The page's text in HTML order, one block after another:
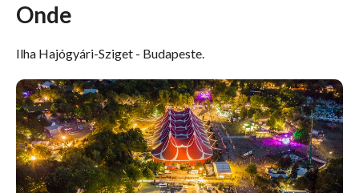
Onde
Ilha Hajógyári-Sziget - Budapeste.